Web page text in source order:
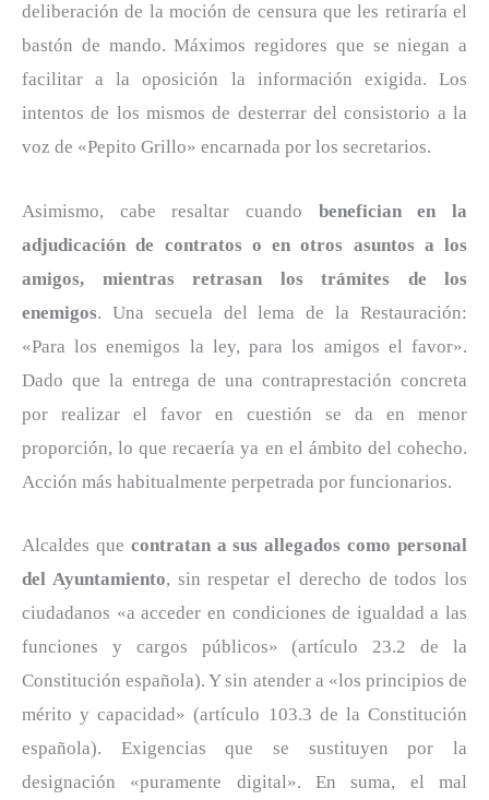
deliberación de la moción de censura que les retiraría el
bastón de mando. Máximos regidores que se niegan a
facilitar a la oposición la información exigida. Los
intentos de los mismos de desterrar del consistorio a la
voz de «Pepito Grillo» encarnada por los secretarios.
Asimismo, cabe resaltar cuando benefician en la
adjudicación de contratos o en otros asuntos a los
amigos, mientras retrasan los trámites de los
enemigos. Una secuela del lema de la Restauración:
«Para los enemigos la ley, para los amigos el favor».
Dado que la entrega de una contraprestación concreta
por realizar el favor en cuestión se da en menor
proporción, lo que recaería ya en el ámbito del cohecho.
Acción más habitualmente perpetrada por funcionarios.
Alcaldes que contratan a sus allegados como personal
del Ayuntamiento, sin respetar el derecho de todos los
ciudadanos «a acceder en condiciones de igualdad a las
funciones y cargos públicos» (artículo 23.2 de la
Constitución española). Y sin atender a «los principios de
mérito y capacidad» (artículo 103.3 de la Constitución
española). Exigencias que se sustituyen por la
designación «puramente digital». En suma, el mal